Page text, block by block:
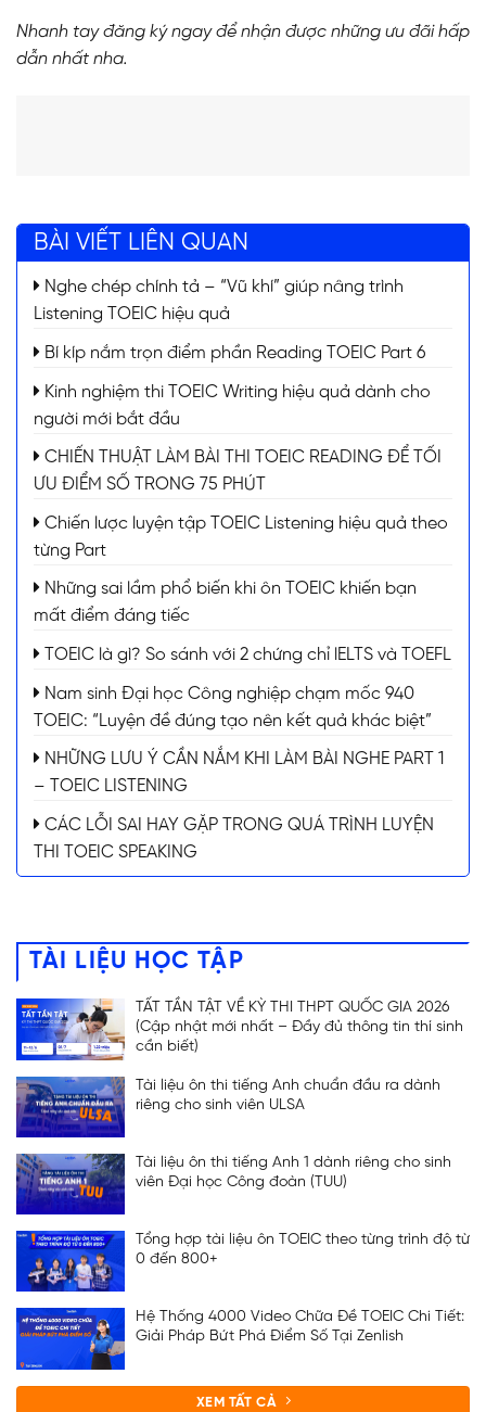
Nhanh tay đăng ký ngay để nhận được những ưu đãi hấp
dẫn nhất nha.
BÀI VIẾT LIÊN QUAN
Nghe chép chính tả – “Vũ khí” giúp nâng trình
Listening TOEIC hiệu quả
Bí kíp nắm trọn điểm phần Reading TOEIC Part 6
Kinh nghiệm thi TOEIC Writing hiệu quả dành cho
người mới bắt đầu
CHIẾN THUẬT LÀM BÀI THI TOEIC READING ĐỂ TỐI
ƯU ĐIỂM SỐ TRONG 75 PHÚT
Chiến lược luyện tập TOEIC Listening hiệu quả theo
từng Part
Những sai lầm phổ biến khi ôn TOEIC khiến bạn
mất điểm đáng tiếc
TOEIC là gì? So sánh với 2 chứng chỉ lELTS và TOEFL
Nam sinh Đại học Công nghiệp chạm mốc 940
TOEIC: “Luyện đề đúng tạo nên kết quả khác biệt”
NHỮNG LƯU Ý CẦN NẮM KHI LÀM BÀI NGHE PART 1
– TOEIC LISTENING
CÁC LỖI SAI HAY GẶP TRONG QUÁ TRÌNH LUYỆN
THI TOEIC SPEAKING
TÀI LIỆU HỌC TẬP
TẤT TẦN TẬT VỀ KỲ THI THPT QUỐC GIA 2026
(Cập nhật mới nhất – Đầy đủ thông tin thí sinh
cần biết)
Tài liệu ôn thi tiếng Anh chuẩn đầu ra dành
riêng cho sinh viên ULSA
Tài liệu ôn thi tiếng Anh 1 dành riêng cho sinh
viên Đại học Công đoàn (TUU)
Tổng hợp tài liệu ôn TOEIC theo từng trình độ từ
0 đến 800+
Hệ Thống 4000 Video Chữa Đề TOEIC Chi Tiết:
Giải Pháp Bứt Phá Điểm Số Tại Zenlish
XEM TẤT CẢ